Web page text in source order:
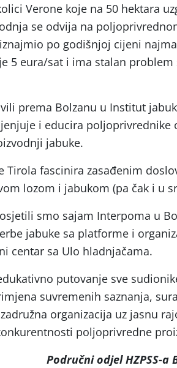
Verone koje na 50 hektara
se odvija na
po godišnjoj cijeni
5 eura/sat i ima stalan
prema Bolzanu u Institut
i educira poljoprivrednike
jabuke.
Tirola fascinira zasađenim
lozom i jabukom (pa čak i u
smo sajam Interpoma u
jabuke sa platforme i
centar sa Ulo hladnjačama.
putovanje sve
suvremenih saznanja,
organizacija uz jasnu
poljoprivredne
Područni odjel HZPSS-a